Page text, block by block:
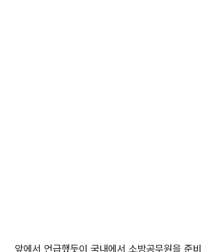
앞에서 언급했듯이 국내에서 소방공무원을 준비